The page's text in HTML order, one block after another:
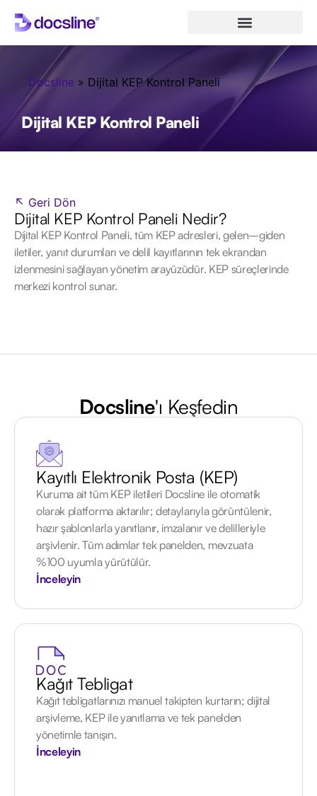
Docsline » Dijital KEP Kontrol Paneli
Dijital KEP Kontrol Paneli
↖ Geri Dön
Dijital KEP Kontrol Paneli Nedir?
Dijital KEP Kontrol Paneli, tüm KEP adresleri, gelen–giden
iletiler, yanıt durumları ve delil kayıtlarının tek ekrandan
izlenmesini sağlayan yönetim arayüzüdür. KEP süreçlerinde
merkezi kontrol sunar.
Docsline'ı Keşfedin
Kayıtlı Elektronik Posta (KEP)
Kuruma ait tüm KEP iletileri Docsline ile otomatik
olarak platforma aktarılır; detaylarıyla görüntülenir,
hazır şablonlarla yanıtlanır, imzalanır ve delilleriyle
arşivlenir. Tüm adımlar tek panelden, mevzuata
%100 uyumla yürütülür.
İnceleyin
Kağıt Tebligat
Kağıt tebligatlarınızı manuel takipten kurtarın; dijital
arşivleme, KEP ile yanıtlama ve tek panelden
yönetimle tanışın.
İnceleyin